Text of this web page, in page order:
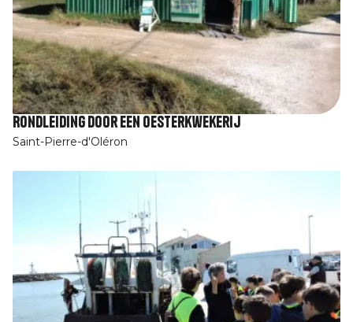
Rondleiding door een oesterkwekerij
Saint-Pierre-d'Oléron